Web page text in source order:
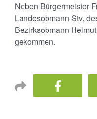
Neben Bürgermeister
Landesobmann-Stv.
Bezirksobmann
gekommen.